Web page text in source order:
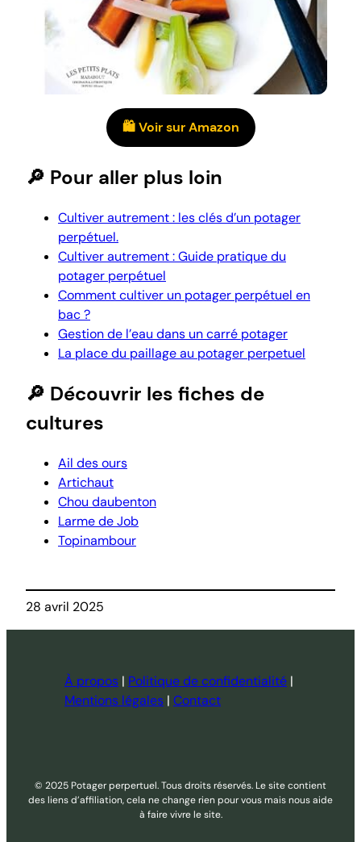
🛍️ Voir sur Amazon
🔎 Pour aller plus loin
Cultiver autrement : les clés d’un potager
perpétuel.
Cultiver autrement : Guide pratique du
potager perpétuel
Comment cultiver un potager perpétuel en
bac ?
Gestion de l’eau dans un carré potager
La place du paillage au potager perpetuel
🔎 Découvrir les fiches de
cultures
Ail des ours
Artichaut
Chou daubenton
Larme de Job
Topinambour
28 avril 2025
À propos | Politique de confidentialité |
Mentions légales | Contact
© 2025 Potager perpertuel. Tous droits réservés. Le site contient
des liens d’affiliation, cela ne change rien pour vous mais nous aide
à faire vivre le site.